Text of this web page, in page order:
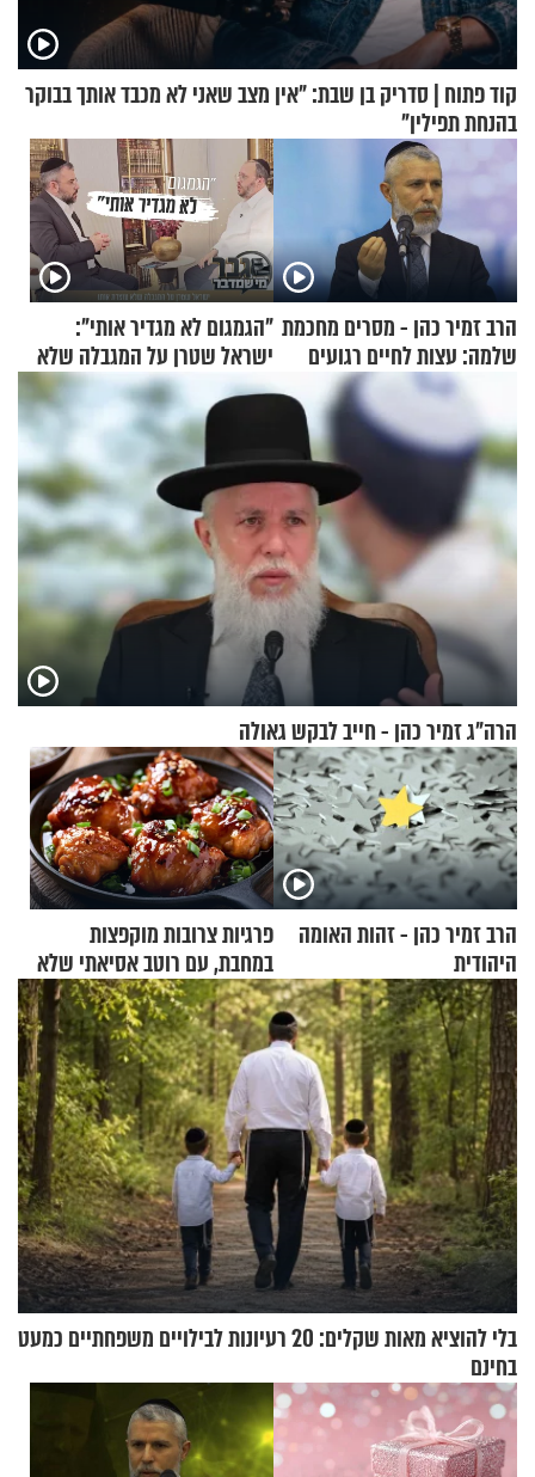
קוד פתוח | סדריק בן שבת: "אין מצב שאני לא מכבד אותך בבוקר
בהנחת תפילין"
הרב זמיר כהן - מסרים מחכמת
שלמה: עצות לחיים רגועים
"הגמגום לא מגדיר אותי":
ישראל שטרן על המגבלה שלא
עוצרת אותו
הרה"ג זמיר כהן - חייב לבקש גאולה
הרב זמיר כהן - זהות האומה
היהודית
פרגיות צרובות מוקפצות
במחבת, עם רוטב אסיאתי שלא
יישכח במהרה
בלי להוציא מאות שקלים: 20 רעיונות לבילויים משפחתיים כמעט
בחינם